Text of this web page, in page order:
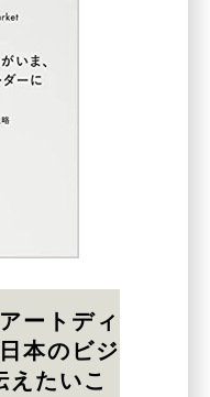
ートディ
本のビジ
えたいこ